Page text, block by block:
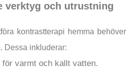
verktyg och utrustning
kontrastterapi hemma behöver
Dessa inkluderar:
varmt och kallt vatten.